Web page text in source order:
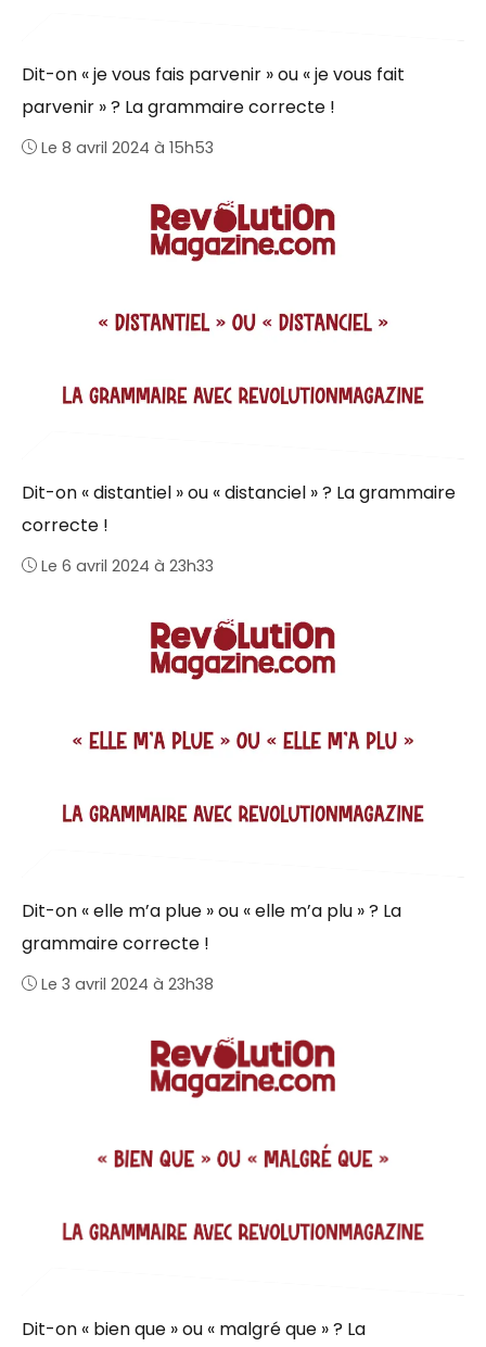
Dit-on « je vous fais parvenir » ou « je vous fait
parvenir » ? La grammaire correcte !
Le 8 avril 2024 à 15h53
Dit-on « distantiel » ou « distanciel » ? La grammaire
correcte !
Le 6 avril 2024 à 23h33
Dit-on « elle m’a plue » ou « elle m’a plu » ? La
grammaire correcte !
Le 3 avril 2024 à 23h38
Dit-on « bien que » ou « malgré que » ? La